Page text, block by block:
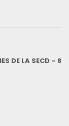
DE LA SECD – 8